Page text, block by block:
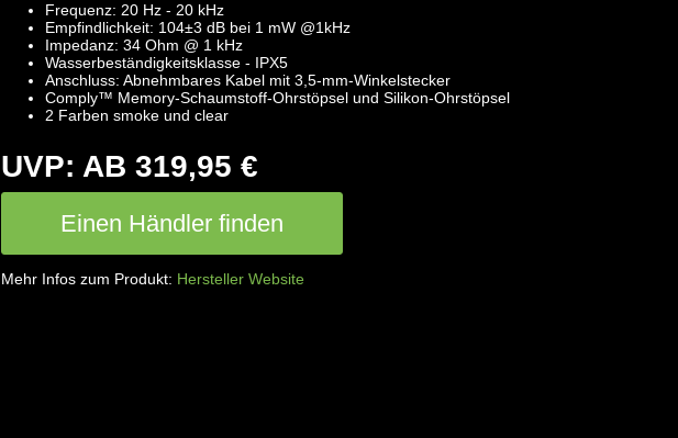
Frequenz: 20 Hz - 20 kHz
Empfindlichkeit: 104±3 dB bei 1 mW @1kHz
Impedanz: 34 Ohm @ 1 kHz
Wasserbeständigkeitsklasse - IPX5
Anschluss: Abnehmbares Kabel mit 3,5-mm-Winkelstecker
Comply™ Memory-Schaumstoff-Ohrstöpsel und Silikon-Ohrstöpsel
2 Farben smoke und clear
UVP: AB 319,95 €
Einen Händler finden
Mehr Infos zum Produkt: Hersteller Website